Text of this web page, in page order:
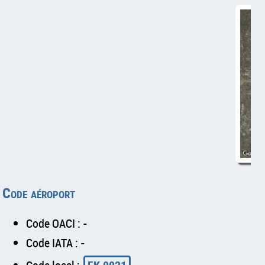
Code aéroport
Code OACI : -
Code IATA : -